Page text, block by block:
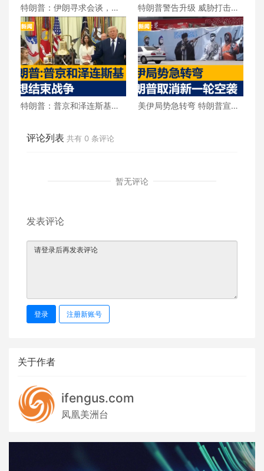
特朗普：伊朗寻求会谈，美
伊将恢复接触
特朗普警告升级 威胁打击伊
朗民用设施
特朗普：普京和泽连斯基都
美伊局势急转弯 特朗普宣布
评论列表 共有 0 条评论
暂无评论
发表评论
登录 注册新账号
关于作者
ifengus.com
凤凰美洲台